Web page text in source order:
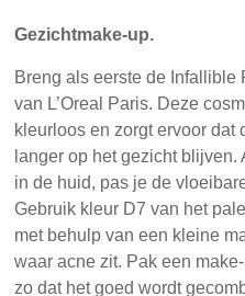
Gezichtmake-up.
Breng als eerste de Infallible
van L’Oreal Paris. Deze
kleurloos en zorgt ervoor dat
langer op het gezicht
in de huid, pas je de
Gebruik kleur D7 van het
met behulp van een kleine
waar acne zit. Pak een
zo dat het goed wordt